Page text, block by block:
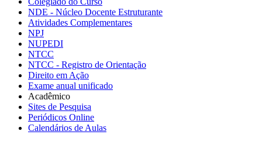
NDE - Núcleo Docente Estruturante
Atividades Complementares
NPJ
NUPEDI
NTCC
NTCC - Registro de Orientação
Direito em Ação
Exame anual unificado
Acadêmico
Sites de Pesquisa
Periódicos Online
Calendários de Aulas